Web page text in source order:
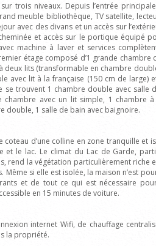
trois niveaux. Depuis l’entrée
meuble bibliothèque, TV satellite,
avec des divans et un accès sur
et accès sur le portique équipé
machine à laver et services
étage composé d’1 grande chambre
deux lits (transformable en chambre
avec lit à la française (150 cm de large)
se trouvent 1 chambre double avec salle
chambre avec un lit simple, 1 chambre
double, 1 salle de bain avec baignoire.
coteau d’une colline en zone tranquille et
et le lac. Le climat du Lac de Garde,
rend la végétation particulièrement riche
Même si elle est isolée, la maison n’est
et de tout ce qui est nécessaire
en 15 minutes de voiture.
internet Wifi, de chauffage
la propriété.